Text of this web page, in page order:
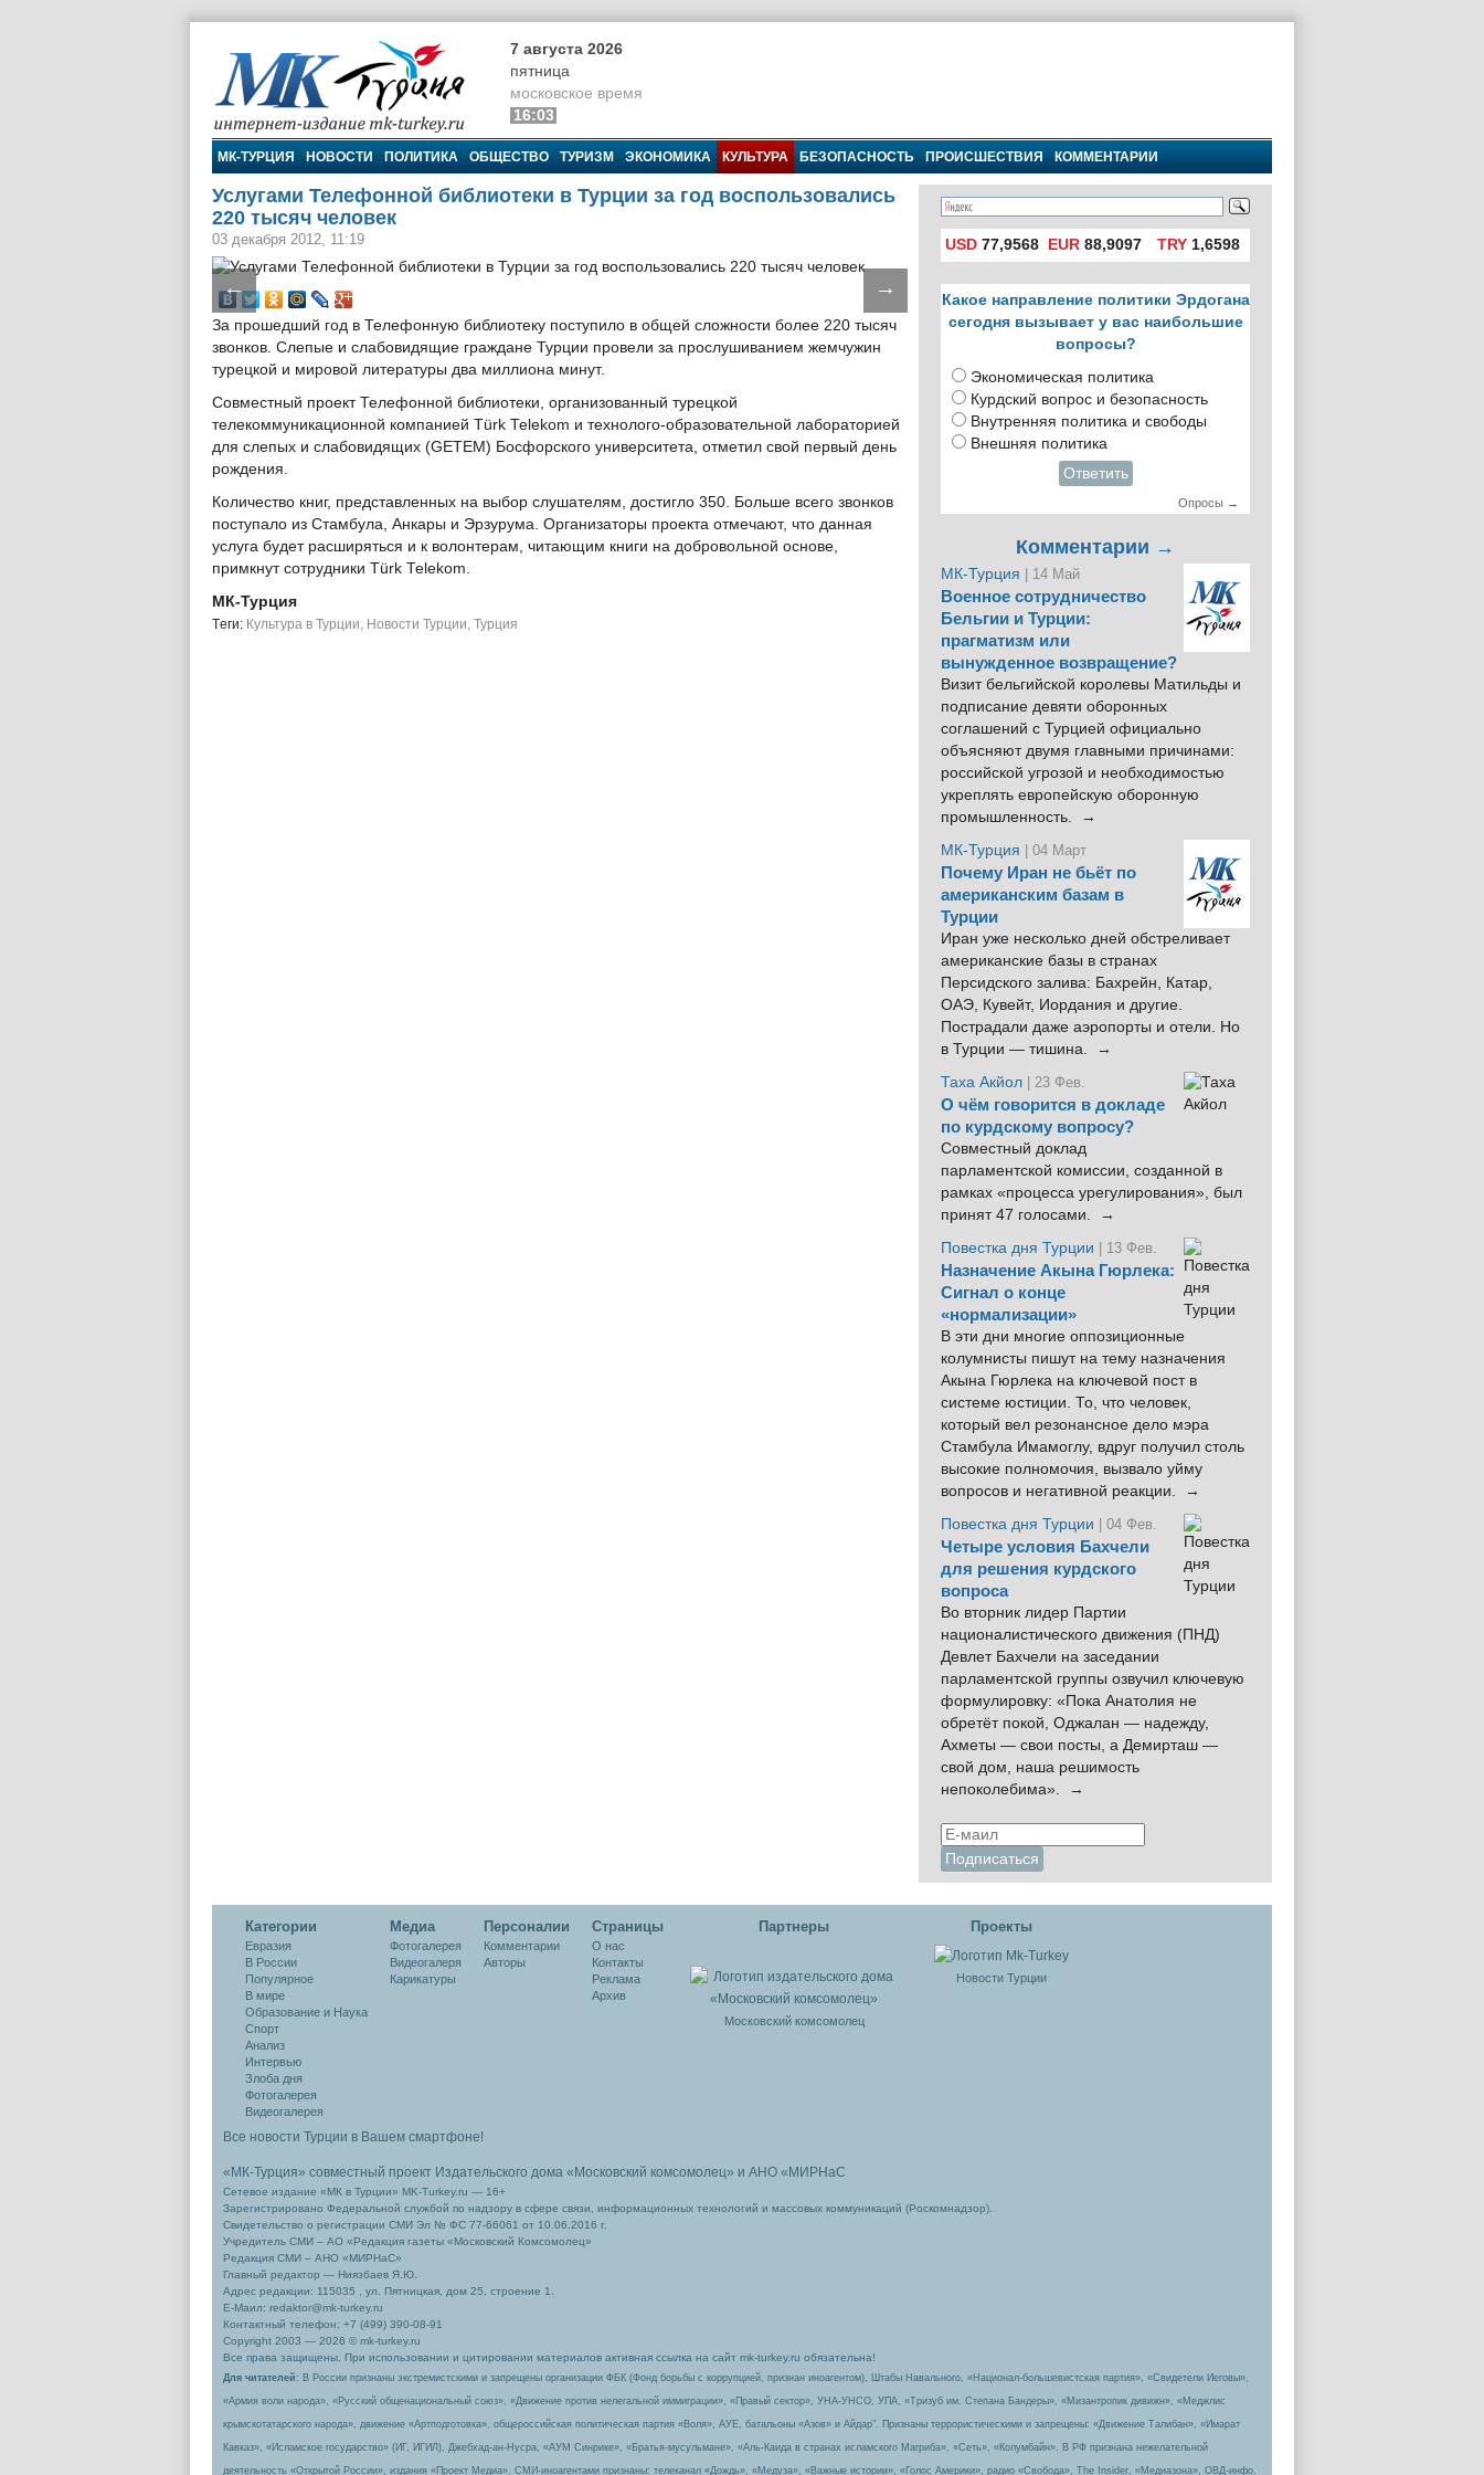
МК-Турция
7 августа 2026
пятница
московское время
16:03
МК-ТУРЦИЯ НОВОСТИ ПОЛИТИКА ОБЩЕСТВО ТУРИЗМ ЭКОНОМИКА КУЛЬТУРА БЕЗОПАСНОСТЬ ПРОИСШЕСТВИЯ КОММЕНТАРИИ
Услугами Телефонной библиотеки в Турции за год воспользовались
220 тысяч человек
03 декабря 2012, 11:19
← →
За прошедший год в Телефонную библиотеку поступило в общей сложности более 220 тысяч
звонков. Слепые и слабовидящие граждане Турции провели за прослушиванием жемчужин
турецкой и мировой литературы два миллиона минут.
Совместный проект Телефонной библиотеки, организованный турецкой
телекоммуникационной компанией Türk Telekom и технолого-образовательной лабораторией
для слепых и слабовидящих (GETEM) Босфорского университета, отметил свой первый день
рождения.
Количество книг, представленных на выбор слушателям, достигло 350. Больше всего звонков
поступало из Стамбула, Анкары и Эрзурума. Организаторы проекта отмечают, что данная
услуга будет расширяться и к волонтерам, читающим книги на добровольной основе,
примкнут сотрудники Türk Telekom.
МК-Турция
Tеги: Культура в Турции, Новости Турции, Турция
USD 77,9568 EUR 88,9097 TRY1,6598
Какое направление политики Эрдогана
сегодня вызывает у вас наибольшие
вопросы?
Экономическая политика
Курдский вопрос и безопасность
Внутренняя политика и свободы
Внешняя политика
Ответить
Опросы →
Комментарии →
МК-Турция | 14 Май
Военное сотрудничество
Бельгии и Турции:
прагматизм или
вынужденное возвращение?
Визит бельгийской королевы Матильды и
подписание девяти оборонных
соглашений с Турцией официально
объясняют двумя главными причинами:
российской угрозой и необходимостью
укреплять европейскую оборонную
промышленность. →
МК-Турция
| 04 Март
Почему Иран не бьёт по
американским базам в
Турции
Иран уже несколько дней обстреливает
американские базы в странах
Персидского залива: Бахрейн, Катар,
ОАЭ, Кувейт, Иордания и другие.
Пострадали даже аэропорты и отели. Но
в Турции — тишина. →
Таха Акйол | 23 Фев.
О чём говорится в докладе
по курдскому вопросу?
Совместный доклад
парламентской комиссии, созданной в
рамках «процесса урегулирования», был
принят 47 голосами. →
Повестка дня Турции
| 13 Фев.
Назначение Акына Гюрлека:
Сигнал о конце
«нормализации»
В эти дни многие оппозиционные
колумнисты пишут на тему назначения
Акына Гюрлека на ключевой пост в
системе юстиции. То, что человек,
который вел резонансное дело мэра
Стамбула Имамоглу, вдруг получил столь
высокие полномочия, вызвало уйму
вопросов и негативной реакции. →
Повестка дня Турции
| 04 Фев.
Четыре условия Бахчели
для решения курдского
вопроса
Во вторник лидер Партии
националистического движения (ПНД)
Девлет Бахчели на заседании
парламентской группы озвучил ключевую
формулировку: «Пока Анатолия не
обретёт покой, Оджалан — надежду,
Ахметы — свои посты, а Демирташ —
свой дом, наша решимость
непоколебима». →
Категории
Евразия
В России
Популярное
В мире
Образование и Наука
Спорт
Анализ
Интервью
Злоба дня
Фотогалерея
Видеогалерея
Медиа
Фотогалерея
Видеогалеря
Карикатуры
Персоналии
Комментарии
Авторы
Cтраницы
О нас
Контакты
Реклама
Архив
Партнеры
Московский комсомолец
Проекты
Новости Турции
Все новости Турции в Вашем смартфоне!
«МК-Турция» совместный проект Издательского дома «Московский комсомолец» и АНО «МИРНаС
Сетевое издание «МК в Турции» MK-Turkey.ru — 16+
Зарегистрировано Федеральной службой по надзору в сфере связи, информационных технологий и массовых коммуникаций (Роскомнадзор).
Свидетельство о регистрации СМИ Эл № ФС 77-66061 от 10.06.2016 г.
Учредитель СМИ – АО «Редакция газеты «Московский Комсомолец»
Редакция СМИ – АНО «МИРНаС»
Главный редактор — Ниязбаев Я.Ю.
Адрес редакции: 115035 , ул. Пятницкая, дом 25, строение 1.
Е-Маил: redaktor@mk-turkey.ru
Контактный телефон: +7 (499) 390-08-91
Copyright 2003 — 2026 © mk-turkey.ru
Все права защищены. При использовании и цитировании материалов активная ссылка на сайт mk-turkey.ru обязательна!
Для читателей : В России признаны экстремистскими и запрещены организации ФБК (Фонд борьбы с коррупцией, признан иноагентом), Штабы Навального, «Национал-большевистская партия», «Свидетели Иеговы»,
«Армия воли народа», «Русский общенациональный союз», «Движение против нелегальной иммиграции», «Правый сектор», УНА-УНСО, УПА, «Тризуб им. Степана Бандеры», «Мизантропик дивижн», «Меджлис
крымскотатарского народа», движение «Артподготовка», общероссийская политическая партия «Воля», АУЕ, батальоны «Азов» и Айдар″. Признаны террористическими и запрещены: «Движение Талибан», «Имарат
Кавказ», «Исламское государство» (ИГ, ИГИЛ), Джебхад-ан-Нусра, «АУМ Синрике», «Братья-мусульмане», «Аль-Каида в странах исламского Магриба», «Сеть», «Колумбайн». В РФ признана нежелательной
деятельность «Открытой России», издания «Проект Медиа». СМИ-иноагентами признаны: телеканал «Дождь», «Медуза», «Важные истории», «Голос Америки», радио «Свобода», The Insider, «Медиазона», ОВД-инфо.